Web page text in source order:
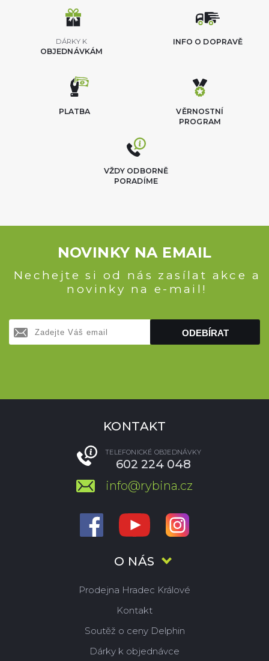
DÁRKY K
OBJEDNÁVKÁM
INFO O DOPRAVĚ
VĚRNOSTNÍ
PROGRAM
PLATBA
VŽDY ODBORNĚ
PORADÍME
NOVINKY NA EMAIL
Nechejte si od nás zasílat akce a
novinky na e-mail!
ODEBÍRAT
O NÁS
Prodejna Hradec Králové
Kontakt
Soutěž o ceny Delphin
Dárky k objednávce
KONTAKT
TELEFONICKÉ OBJEDNÁVKY
602 224 048
info@rybina.cz